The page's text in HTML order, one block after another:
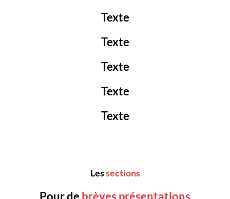
Texte
Texte
Texte
Texte
Texte
Lessections
Pour de brèves présentations